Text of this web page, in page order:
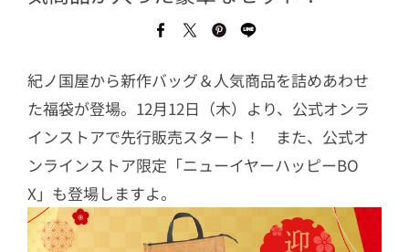
紀ノ国屋から新作バッグ＆人気商品を詰めあわせ
た福袋が登場。12月12日（木）より、公式オンラ
インストアで先行販売スタート！ また、公式オ
ンラインストア限定「ニューイヤーハッピーBO
X」も登場しますよ。